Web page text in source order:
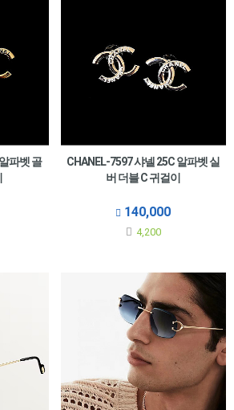
파벳 골
CHANEL-7597 샤넬 25C 알파벳 실
버 더블 C 귀걸이
140,000
4,200